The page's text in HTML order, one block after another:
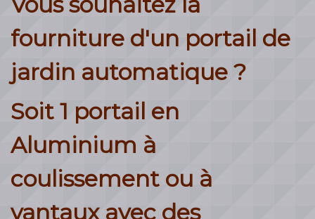
fourniture d'un portail de
jardin automatique ?
Soit 1 portail en
Aluminium à
coulissement ou à
vantaux avec des